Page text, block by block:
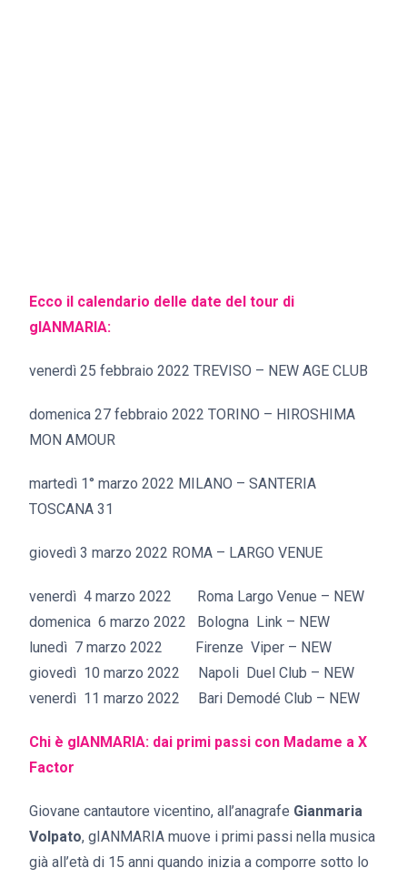
Ecco il calendario delle date del tour di
gIANMARIA:
venerdì 25 febbraio 2022 TREVISO – NEW AGE CLUB
domenica 27 febbraio 2022 TORINO – HIROSHIMA
MON AMOUR
martedì 1° marzo 2022 MILANO – SANTERIA
TOSCANA 31
giovedì 3 marzo 2022 ROMA – LARGO VENUE
venerdì 4 marzo 2022 Roma Largo Venue – NEW
domenica 6 marzo 2022 Bologna Link – NEW
lunedì 7 marzo 2022 Firenze Viper – NEW
giovedì 10 marzo 2022 Napoli Duel Club – NEW
venerdì 11 marzo 2022 Bari Demodé Club – NEW
Chi è gIANMARIA: dai primi passi con Madame a X
Factor
Giovane cantautore vicentino, all’anagrafe Gianmaria
Volpato, gIANMARIA muove i primi passi nella musica
già all’età di 15 anni quando inizia a comporre sotto lo